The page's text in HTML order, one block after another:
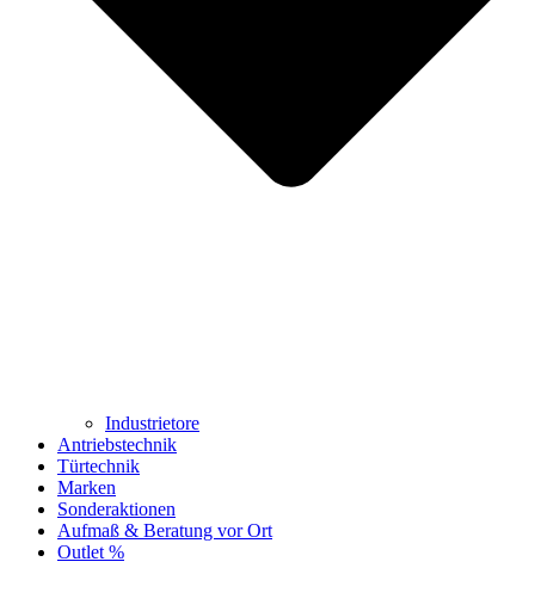
Industrietore
Antriebstechnik
Türtechnik
Marken
Sonderaktionen
Aufmaß & Beratung vor Ort
Outlet %